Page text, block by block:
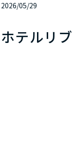
2026/05/29
ホテルリ